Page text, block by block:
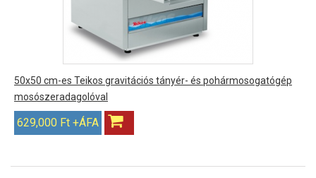
50x50 cm-es Teikos gravitációs tányér- és pohármosogatógép
mosószeradagolóval
629,000 Ft +ÁFA